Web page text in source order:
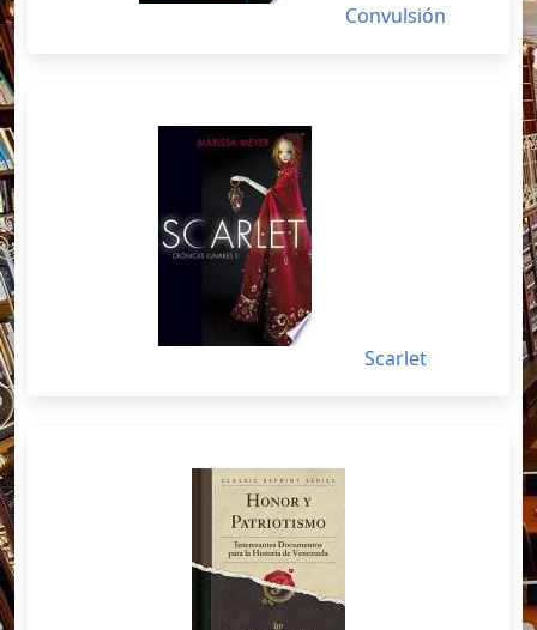
Convulsión
Scarlet